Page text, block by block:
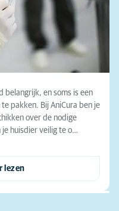
belangrijk, en soms is een
pakken. Bij AniCura ben je
over de nodige
huisdier veilig te o…
lezen